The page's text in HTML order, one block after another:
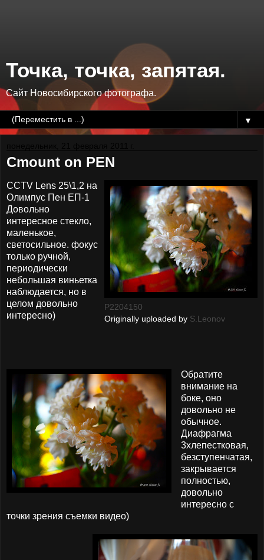
Точка, точка, запятая.
Сайт Новосибирского фотографа.
▼
Cmount on PEN
P2204150
Originally uploaded by S.Leonov
CCTV Lens 25\1,2 на
Олимпус Пен ЕП-1
Довольно
интересное стекло,
маленькое,
светосильное. фокус
только ручной,
периодически
небольшая виньетка
наблюдается, но в
целом довольно
интересно)
Обратите
внимание на
боке, оно
довольно не
обычное.
Диафрагма
3хлепестковая,
безступенчатая,
закрывается
полностью,
довольно
интересно с
точки зрения съемки видео)